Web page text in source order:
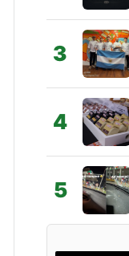
3
4
5